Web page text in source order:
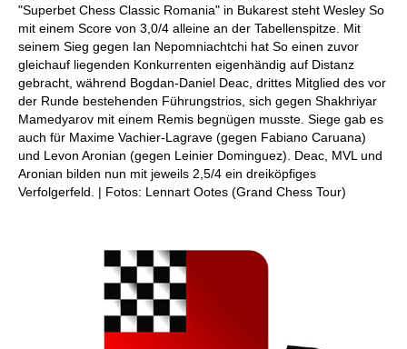
"Superbet Chess Classic Romania" in Bukarest steht Wesley So
mit einem Score von 3,0/4 alleine an der Tabellenspitze. Mit
seinem Sieg gegen Ian Nepomniachtchi hat So einen zuvor
gleichauf liegenden Konkurrenten eigenhändig auf Distanz
gebracht, während Bogdan-Daniel Deac, drittes Mitglied des vor
der Runde bestehenden Führungstrios, sich gegen Shakhriyar
Mamedyarov mit einem Remis begnügen musste. Siege gab es
auch für Maxime Vachier-Lagrave (gegen Fabiano Caruana)
und Levon Aronian (gegen Leinier Dominguez). Deac, MVL und
Aronian bilden nun mit jeweils 2,5/4 ein dreiköpfiges
Verfolgerfeld. | Fotos: Lennart Ootes (Grand Chess Tour)